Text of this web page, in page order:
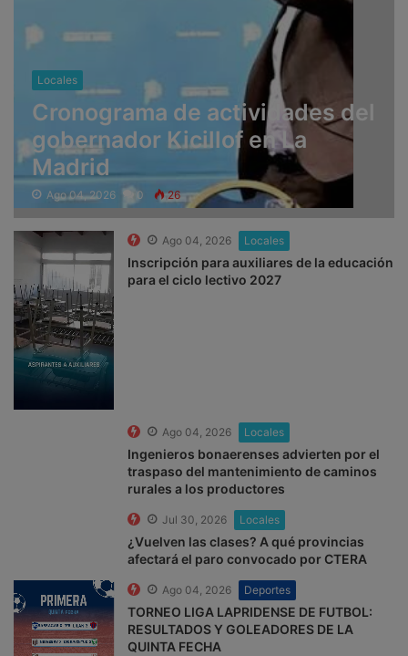
Locales
Cronograma de actividades del
gobernador Kicillof en La
Madrid
Ago 04, 2026 0 26
Ago 04, 2026 Locales
Inscripción para auxiliares de la educación
para el ciclo lectivo 2027
Ago 04, 2026 Locales
Ingenieros bonaerenses advierten por el
traspaso del mantenimiento de caminos
rurales a los productores
Jul 30, 2026 Locales
¿Vuelven las clases? A qué provincias
afectará el paro convocado por CTERA
Ago 04, 2026 Deportes
TORNEO LIGA LAPRIDENSE DE FUTBOL:
RESULTADOS Y GOLEADORES DE LA
QUINTA FECHA